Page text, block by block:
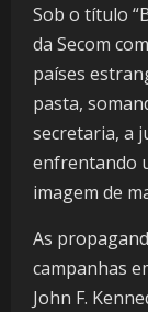
Sob o título
da Secom
países
pasta,
secretaria, a
enfrentando
imagem de
As
campanhas
John F.